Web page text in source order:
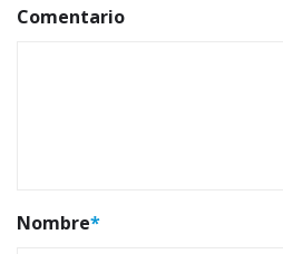
Comentario
Nombre*